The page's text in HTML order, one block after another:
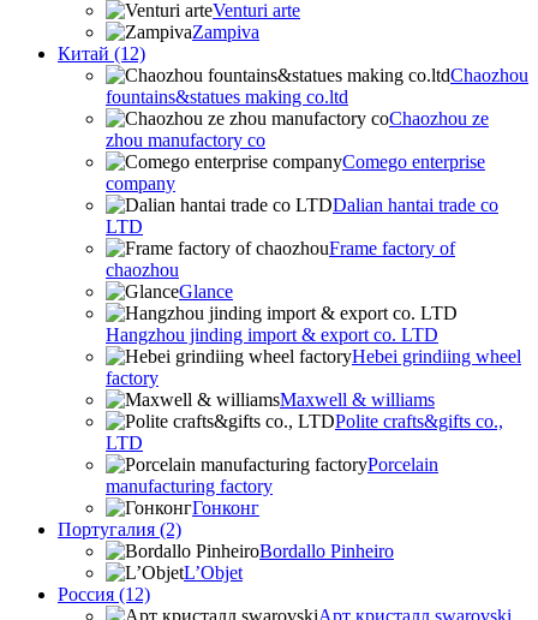
Venturi arte
Zampiva
Китай (12)
Chaozhou
fountains&statues making co.ltd
Chaozhou ze
zhou manufactory co
Comego enterprise
company
Dalian hantai trade co
LTD
Frame factory of
chaozhou
Glance
Hangzhou jinding import & export co. LTD
Hebei grindiing wheel
factory
Maxwell & williams
Polite crafts&gifts co.,
LTD
Porcelain
manufacturing factory
Гонконг
Португалия (2)
Bordallo Pinheiro
L’Objet
Россия (12)
Арт кристалл swarovski